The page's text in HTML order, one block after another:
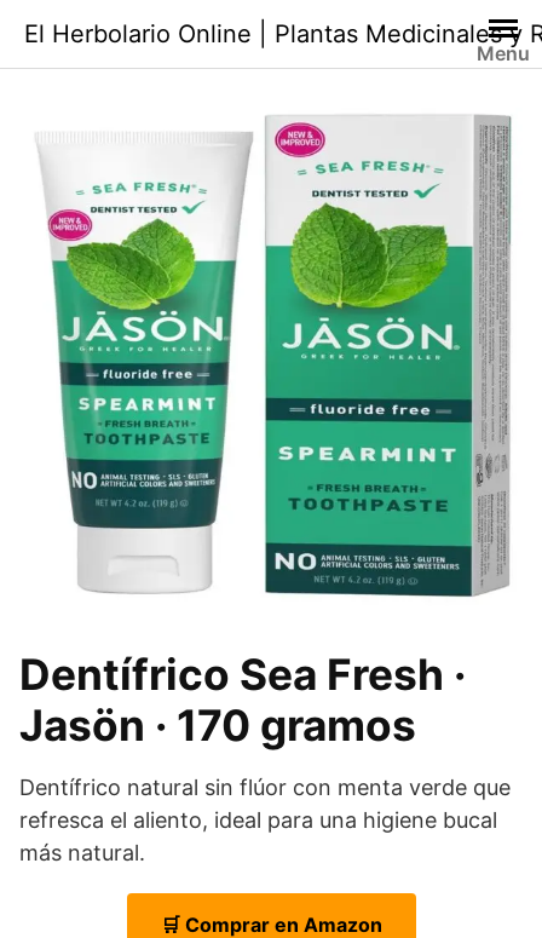
contenido
El Herbolario Online | Plantas Medicinales y
Menu
Dentífrico Sea Fresh ·
Jasön · 170 gramos
Dentífrico natural sin flúor con menta verde que
refresca el aliento, ideal para una higiene bucal
más natural.
🛒 Comprar en Amazon